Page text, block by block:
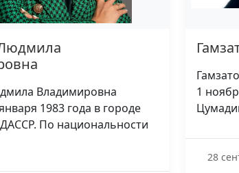
Владимировна
1983 года в городе
По национальности
1
28